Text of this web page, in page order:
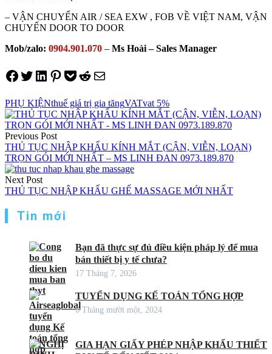
– VẬN CHUYỂN AIR / SEA EXW , FOB VỀ VIỆT NAM, VẬN
CHUYỂN DOOR TO DOOR
Mob/zalo: 0904.901.070 – Ms Hoài – Sales Manager
Share on Facebook
Tweet on Twitter
Share on LinkedIn
Pin on Pinterest
Save to pocket
Share on Reddit
Share via Email
PHỤ KIỆNthuế giá trị gia tăngVATvat 5%
Điều
hướng
bài
viết
Previous Post
THỦ TỤC NHẬP KHẨU KÍNH MẮT (CẬN, VIỄN, LOẠN)
TRỌN GÓI MỚI NHẤT – MS LINH ĐAN 0973.189.870
Next Post
THỦ TỤC NHẬP KHẨU GHẾ MASSAGE MỚI NHẤT
Tin mới
Bạn đã thực sự đủ điều kiện pháp lý để mua
bán thiết bị y tế chưa?
17 Tháng 7, 2026
TUYỂN DỤNG KẾ TOÁN TỔNG HỢP
6 Tháng mười một, 2024
GIA HẠN GIẤY PHÉP NHẬP KHẨU THIẾT